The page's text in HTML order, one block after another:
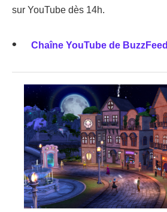
sur YouTube dès 14h.
Chaîne YouTube de BuzzFeed